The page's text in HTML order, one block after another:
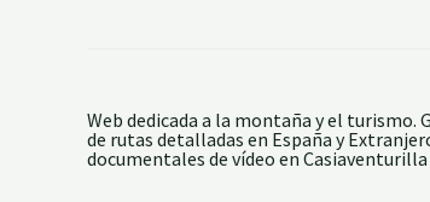
Web dedicada a la montaña y el turismo.
de rutas detalladas en España y
documentales de vídeo en Casiaventurilla